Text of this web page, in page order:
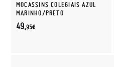
MOCASSINS COLEGIAIS AZUL
MARINHO/PRETO
49,95€